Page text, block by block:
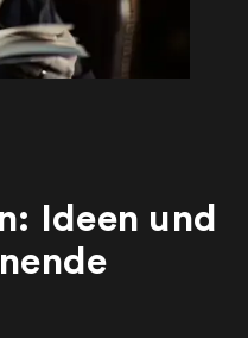
Ideen und